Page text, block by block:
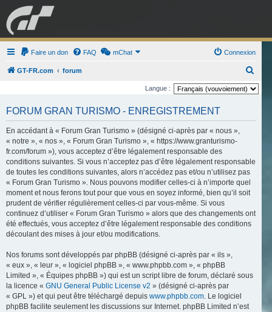
GRAN TURISMO FORUM
BOUTIQUE
Faire un don FAQ mChat Connexion
GT-FR.com forum
e
Langue :
FORUM GRAN TURISMO - ENREGISTREMENT
En accédant à « Forum Gran Turismo » (désigné ci-après par « nous »,
« notre », « nos », « Forum Gran Turismo », « https://www.granturismo-
fr.com/forum »), vous acceptez d’être légalement responsable des
conditions suivantes. Si vous n’acceptez pas d’être légalement responsable
de toutes les conditions suivantes, alors n’accédez pas et/ou n’utilisez pas
« Forum Gran Turismo ». Nous pouvons modifier celles-ci à n’importe quel
moment et nous ferons tout pour que vous en soyez informé, bien qu’il soit
prudent de vérifier régulièrement celles-ci par vous-même. Si vous
continuez d’utiliser « Forum Gran Turismo » alors que des changements ont
été effectués, vous acceptez d’être légalement responsable des conditions
découlant des mises à jour et/ou modifications.
Nos forums sont développés par phpBB (désigné ci-après par « ils »,
« eux », « leur », « logiciel phpBB », « www.phpbb.com », « phpBB
Limited », « Équipes phpBB ») qui est un script libre de forum, déclaré sous
la licence « GNU General Public License v2 » (désigné ci-après par
« GPL ») et qui peut être téléchargé depuis www.phpbb.com. Le logiciel
phpBB facilite seulement les discussions sur Internet. phpBB Limited n’est